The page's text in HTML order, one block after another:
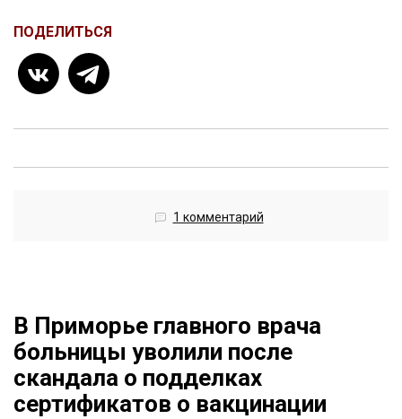
ПОДЕЛИТЬСЯ
1 комментарий
В Приморье главного врача
больницы уволили после
скандала о подделках
сертификатов о вакцинации